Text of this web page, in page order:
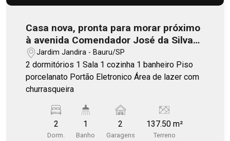
Casa nova, pronta para morar próximo
à avenida Comendador José da Silva
Marta
Jardim Jandira - Bauru/SP
2 dormitórios 1 Sala 1 cozinha 1 banheiro Piso
porcelanato Portão Eletronico Área de lazer com
churrasqueira
2
Dorm.
1
Banho
2
Garagens
137.50 m²
Terreno